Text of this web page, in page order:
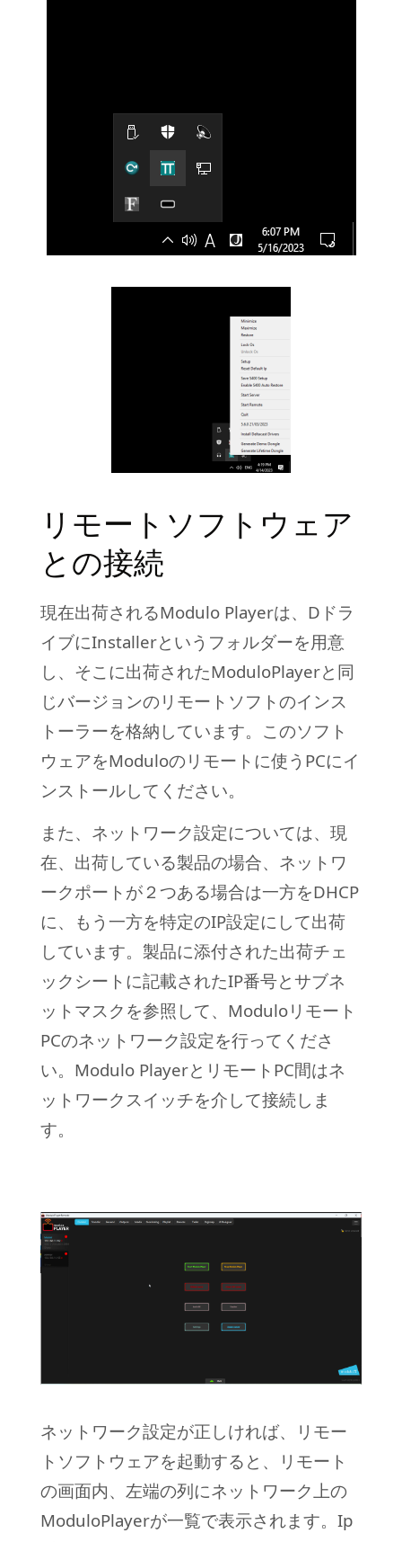
リモートソフトウェア
との接続
現在出荷されるModulo Playerは、Dドラ
イブにInstallerというフォルダーを用意
し、そこに出荷されたModuloPlayerと同
じバージョンのリモートソフトのインス
トーラーを格納しています。このソフト
ウェアをModuloのリモートに使うPCにイ
ンストールしてください。
また、ネットワーク設定については、現
在、出荷している製品の場合、ネットワ
ークポートが２つある場合は一方をDHCP
に、もう一方を特定のIP設定にして出荷
しています。製品に添付された出荷チェ
ックシートに記載されたIP番号とサブネ
ットマスクを参照して、Moduloリモート
PCのネットワーク設定を行ってくださ
い。Modulo PlayerとリモートPC間はネ
ットワークスイッチを介して接続しま
す。
ネットワーク設定が正しければ、リモー
トソフトウェアを起動すると、リモート
の画面内、左端の列にネットワーク上の
ModuloPlayerが一覧で表示されます。Ip